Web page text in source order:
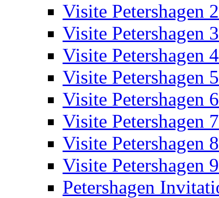
Visite Petershagen 2
Visite Petershagen 3
Visite Petershagen 4
Visite Petershagen 5
Visite Petershagen 6
Visite Petershagen 7
Visite Petershagen 8
Visite Petershagen 9
Petershagen